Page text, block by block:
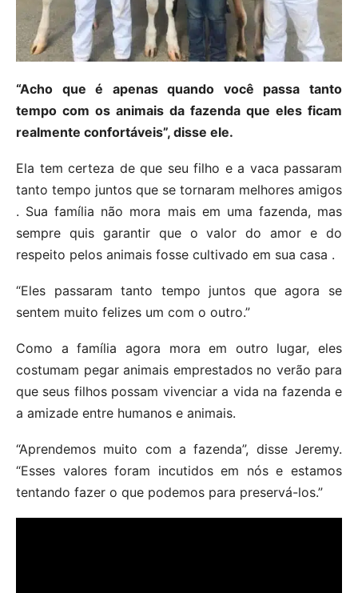
“Acho que é apenas quando você passa tanto
tempo com os animais da fazenda que eles ficam
realmente confortáveis”, disse ele.
Ela tem certeza de que seu filho e a vaca passaram
tanto tempo juntos que se tornaram melhores amigos
. Sua família não mora mais em uma fazenda, mas
sempre quis garantir que o valor do amor e do
respeito pelos animais fosse cultivado em sua casa .
“Eles passaram tanto tempo juntos que agora se
sentem muito felizes um com o outro.”
Como a família agora mora em outro lugar, eles
costumam pegar animais emprestados no verão para
que seus filhos possam vivenciar a vida na fazenda e
a amizade entre humanos e animais.
“Aprendemos muito com a fazenda”, disse Jeremy.
“Esses valores foram incutidos em nós e estamos
tentando fazer o que podemos para preservá-los.”